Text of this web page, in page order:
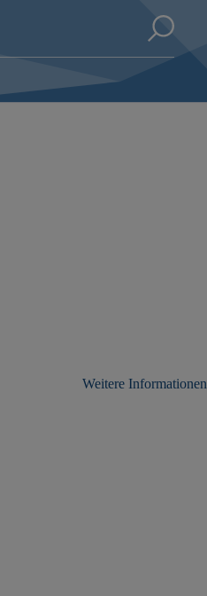
Weitere Informationen